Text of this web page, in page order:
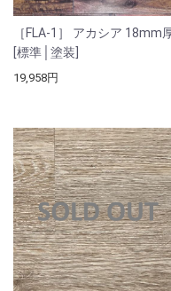
［FLA-1］ アカシア 18mm
[標準│塗装]
19,958円